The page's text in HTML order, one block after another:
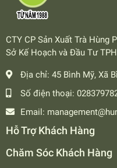
CTY CP Sản Xuất Trà Hùng
Sở Kế Hoạch và Đầu Tư
Địa chỉ: 45 Bình Mỹ, Xã
Số điện thoại:
Email:
Hỗ Trợ Khách Hàng
Chăm Sóc Khách Hàng